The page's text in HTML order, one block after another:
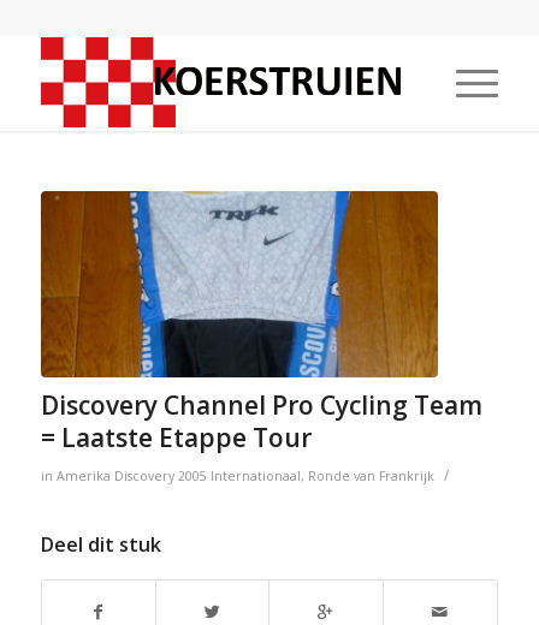
Discovery Channel Pro Cycling Team
= Laatste Etappe Tour
in Amerika Discovery 2005 Internationaal, Ronde van Frankrijk /
Deel dit stuk